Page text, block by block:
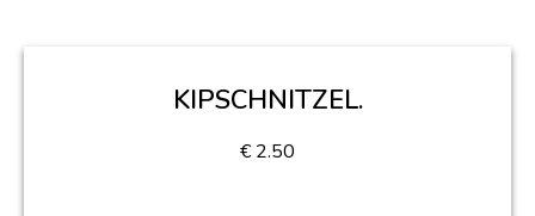
KIPSCHNITZEL.
€ 2.50